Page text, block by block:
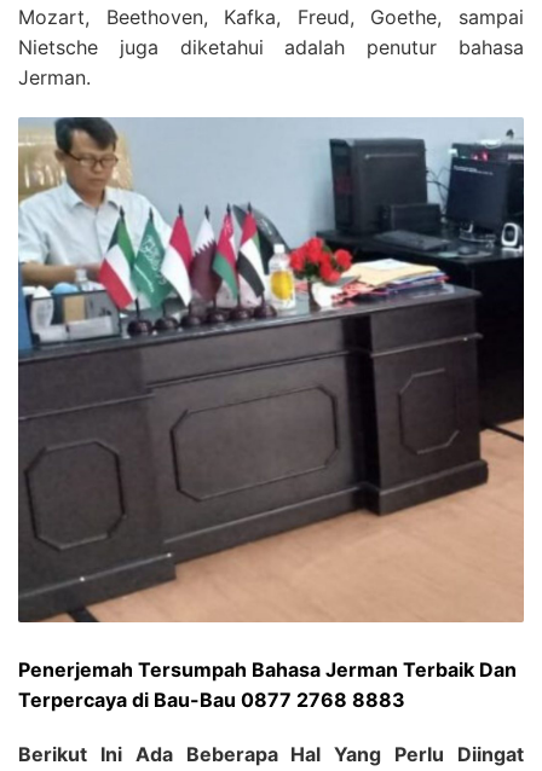
Mozart, Beethoven, Kafka, Freud, Goethe, sampai
Nietsche juga diketahui adalah penutur bahasa
Jerman.
Penerjemah Tersumpah Bahasa Jerman Terbaik Dan
Terpercaya di Bau-Bau 0877 2768 8883
Berikut Ini Ada Beberapa Hal Yang Perlu Diingat